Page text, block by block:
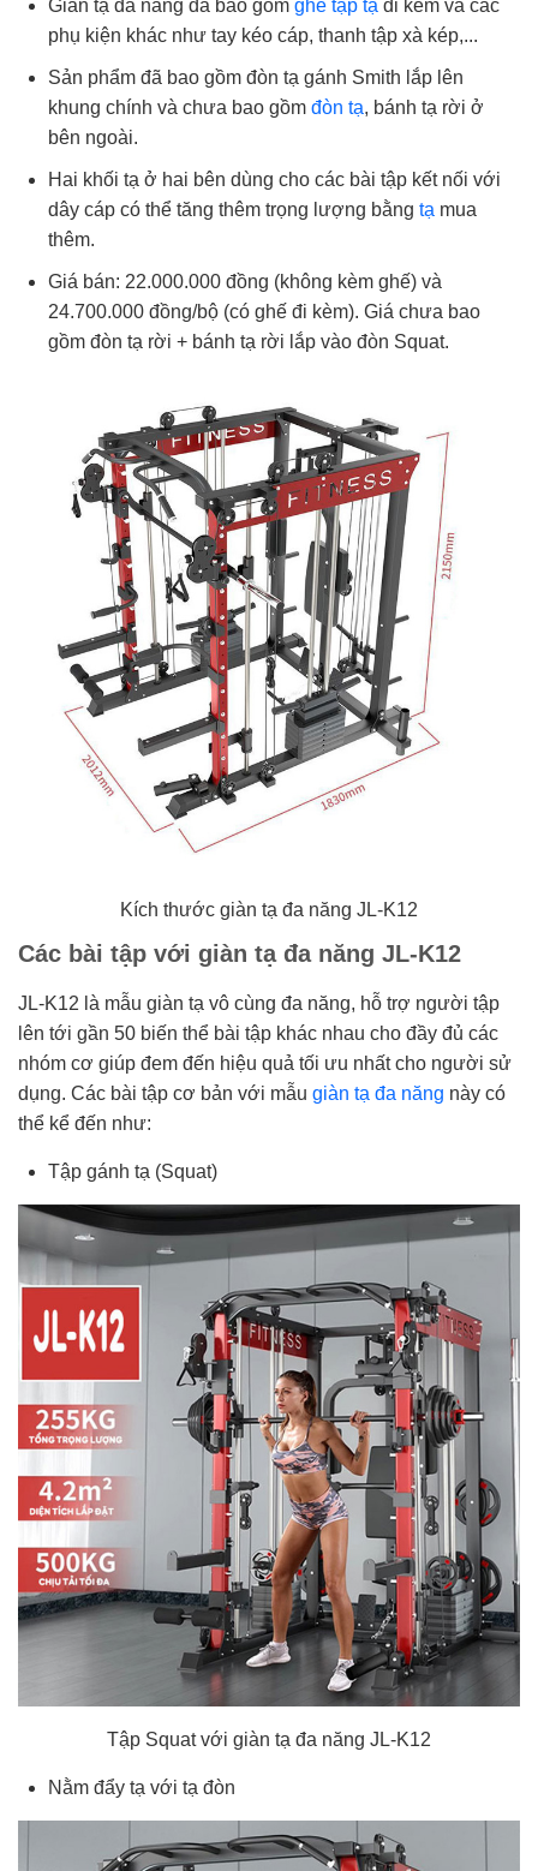
Giàn tạ đa năng đã bao gồm ghế tập tạ đi kèm và các
phụ kiện khác như tay kéo cáp, thanh tập xà kép,...
Sản phẩm đã bao gồm đòn tạ gánh Smith lắp lên
khung chính và chưa bao gồm đòn tạ, bánh tạ rời ở
bên ngoài.
Hai khối tạ ở hai bên dùng cho các bài tập kết nối với
dây cáp có thể tăng thêm trọng lượng bằng tạ mua
thêm.
Giá bán: 22.000.000 đồng (không kèm ghế) và
24.700.000 đồng/bộ (có ghế đi kèm). Giá chưa bao
gồm đòn tạ rời + bánh tạ rời lắp vào đòn Squat.
Kích thước giàn tạ đa năng JL-K12
Các bài tập với giàn tạ đa năng JL-K12
JL-K12 là mẫu giàn tạ vô cùng đa năng, hỗ trợ người tập
lên tới gần 50 biến thể bài tập khác nhau cho đầy đủ các
nhóm cơ giúp đem đến hiệu quả tối ưu nhất cho người sử
dụng. Các bài tập cơ bản với mẫu giàn tạ đa năng này có
thể kể đến như:
Tập gánh tạ (Squat)
Tập Squat với giàn tạ đa năng JL-K12
Nằm đẩy tạ với tạ đòn